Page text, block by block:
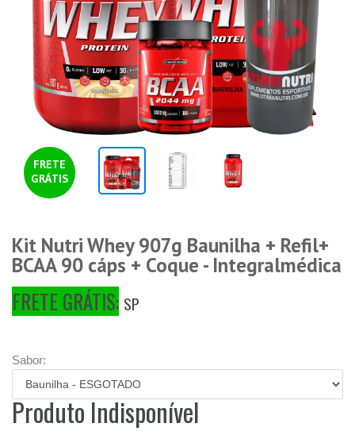
FRETE
GRÁTIS
Kit Nutri Whey 907g Baunilha + Refil+
BCAA 90 cáps + Coque - Integralmédica
FRETE GRÁTIS: SP
Sabor:
Produto Indisponível